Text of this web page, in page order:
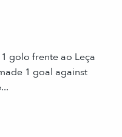
golo frente ao Leça
1 goal against